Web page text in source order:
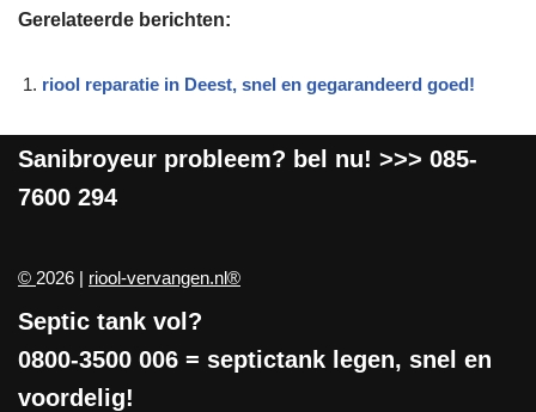
Gerelateerde berichten:
riool reparatie in Deest, snel en gegarandeerd goed!
Sanibroyeur probleem? bel nu! >>> 085-
7600 294
© 2026 | riool-vervangen.nl®
Septic tank vol?
0800-3500 006 = septictank legen, snel en
voordelig!